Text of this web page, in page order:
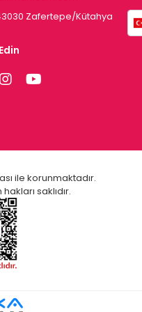
Zafertepe/Kütahya
ile korunmaktadır.
saklıdır.